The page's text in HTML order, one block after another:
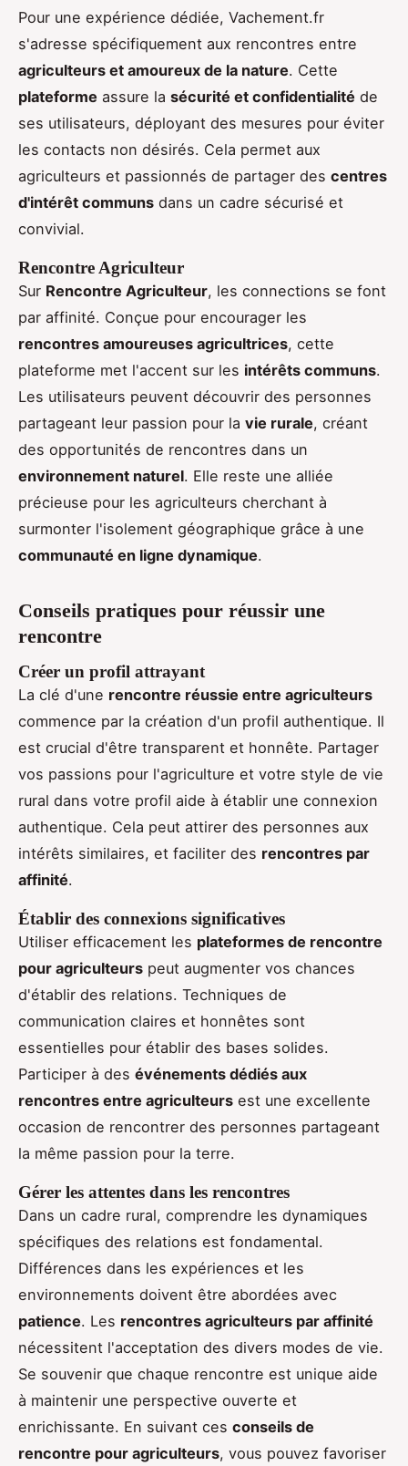
Pour une expérience dédiée, Vachement.fr
s'adresse spécifiquement aux rencontres entre
agriculteurs et amoureux de la nature. Cette
plateforme assure la sécurité et confidentialité de
ses utilisateurs, déployant des mesures pour éviter
les contacts non désirés. Cela permet aux
agriculteurs et passionnés de partager des centres
d'intérêt communs dans un cadre sécurisé et
convivial.
Rencontre Agriculteur
Sur Rencontre Agriculteur, les connections se font
par affinité. Conçue pour encourager les
rencontres amoureuses agricultrices, cette
plateforme met l'accent sur les intérêts communs.
Les utilisateurs peuvent découvrir des personnes
partageant leur passion pour la vie rurale, créant
des opportunités de rencontres dans un
environnement naturel. Elle reste une alliée
précieuse pour les agriculteurs cherchant à
surmonter l'isolement géographique grâce à une
communauté en ligne dynamique.
Conseils pratiques pour réussir une
rencontre
Créer un profil attrayant
La clé d'une rencontre réussie entre agriculteurs
commence par la création d'un profil authentique. Il
est crucial d'être transparent et honnête. Partager
vos passions pour l'agriculture et votre style de vie
rural dans votre profil aide à établir une connexion
authentique. Cela peut attirer des personnes aux
intérêts similaires, et faciliter des rencontres par
affinité.
Établir des connexions significatives
Utiliser efficacement les plateformes de rencontre
pour agriculteurs peut augmenter vos chances
d'établir des relations. Techniques de
communication claires et honnêtes sont
essentielles pour établir des bases solides.
Participer à des événements dédiés aux
rencontres entre agriculteurs est une excellente
occasion de rencontrer des personnes partageant
la même passion pour la terre.
Gérer les attentes dans les rencontres
Dans un cadre rural, comprendre les dynamiques
spécifiques des relations est fondamental.
Différences dans les expériences et les
environnements doivent être abordées avec
patience. Les rencontres agriculteurs par affinité
nécessitent l'acceptation des divers modes de vie.
Se souvenir que chaque rencontre est unique aide
à maintenir une perspective ouverte et
enrichissante. En suivant ces conseils de
rencontre pour agriculteurs, vous pouvez favoriser